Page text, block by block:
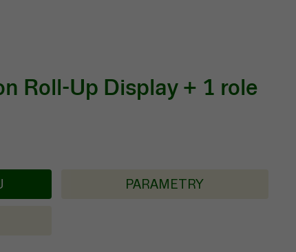
Roll-Up Display + 1 role
PARAMETRY